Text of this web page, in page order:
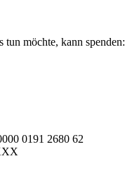
tun möchte, kann spenden:
0191 2680 62